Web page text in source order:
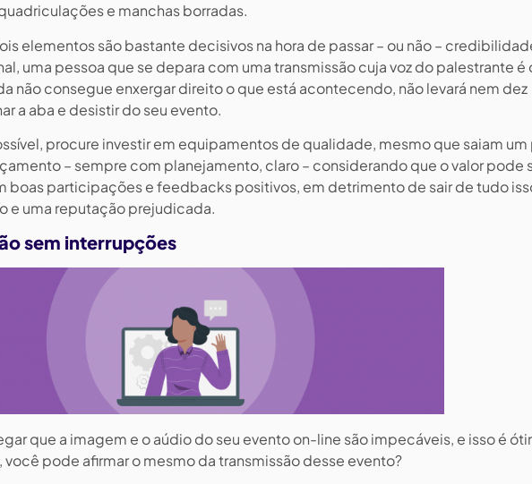
e manchas borradas.
elementos são bastante decisivos na hora de passar – ou não –
uma pessoa que se depara com uma transmissão cuja voz do palestrante é
não consegue enxergar direito o que está acontecendo, não levará nem dez
a aba e desistir do seu evento.
procure investir em equipamentos de qualidade, mesmo que saiam
– sempre com planejamento, claro – considerando que o valor pode
boas participações e feedbacks positivos, em detrimento de sair de tudo
e uma reputação prejudicada.
sem interrupções
que a imagem e o aúdio do seu evento on-line são impecáveis, e isso é
pode afirmar o mesmo da transmissão desse evento?